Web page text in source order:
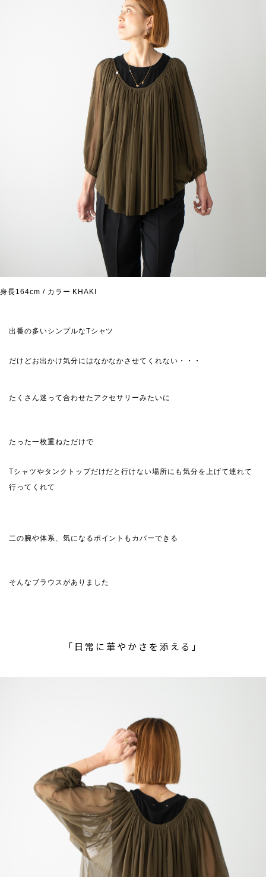
身長164cm / カラー KHAKI
出番の多いシンプルなTシャツ
だけどお出かけ気分にはなかなかさせてくれない・・・
たくさん迷って合わせたアクセサリーみたいに
たった一枚重ねただけで
Tシャツやタンクトップだけだと行けない場所にも気分を上げて連れて
行ってくれて
二の腕や体系、気になるポイントもカバーできる
そんなブラウスがありました
「日常に華やかさを添える」